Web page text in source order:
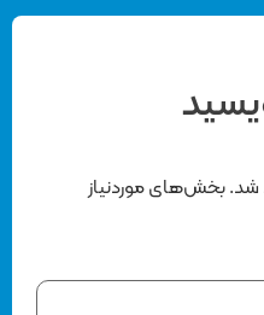
بخش‌های موردنیاز